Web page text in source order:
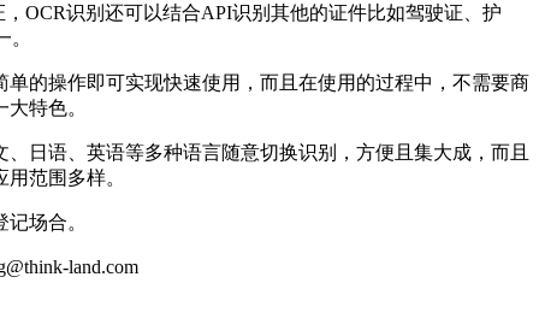
OCR识别 还可以结合API识别其他的证件比如驾驶证、护
的操作即可实现快速使用，而且在使用的过程中，不需要商
特色。
日语、英语等多种语言随意切换识别，方便且集大成，而且
范围多样。
场合。
land.com